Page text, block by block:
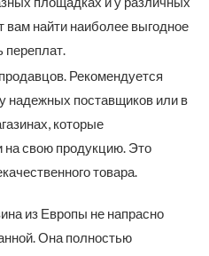
вам найти наиболее выгодное
Рекомендуется
надежных поставщиков или в
которые
на свою продукцию. Это
товара.
из Европы не напрасно
Она полностью